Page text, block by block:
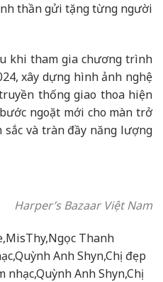
thần gửi tặng từng người
khi tham gia chương trình
, xây dựng hình ảnh nghệ
thống giao thoa hiện
ngoặt mới cho màn trở
sắc và tràn đầy năng lượng
Harper’s Bazaar Việt Nam
Thanh
Anh Shyn,Chị đẹp
nhạc,Quỳnh Anh Shyn,Chị